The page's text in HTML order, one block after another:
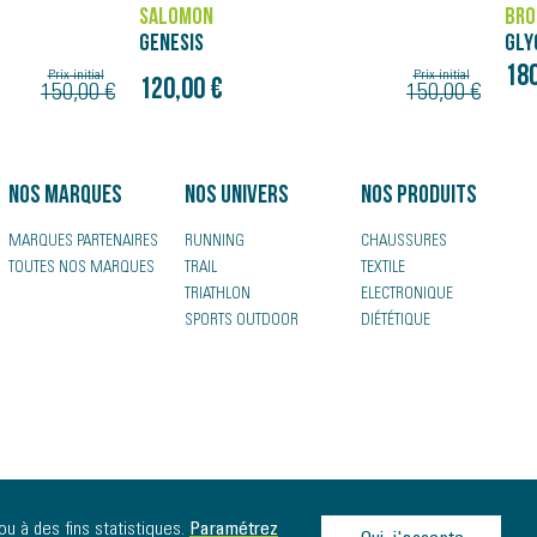
Prix initial
150,00 €
BROOKS
GLYCERIN 23
180,00 €
Nos marques
MARQUES PARTENAIRES
TOUTES NOS MARQUES
Nos univers
RUNNING
TRAIL
TRIATHLON
SPORTS OUTDOOR
Nos produits
CHAUSSURES
TEXTILE
ELECTRONIQUE
DIÉTÉTIQUE
à des fins statistiques. Paramétrez